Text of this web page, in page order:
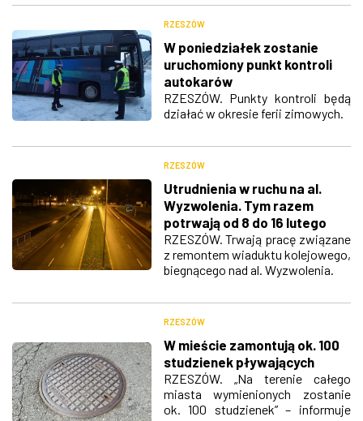
RZESZÓW
W poniedziałek zostanie
uruchomiony punkt kontroli
autokarów
RZESZÓW. Punkty kontroli będą
działać w okresie ferii zimowych.
RZESZÓW
Utrudnienia w ruchu na al.
Wyzwolenia. Tym razem
potrwają od 8 do 16 lutego
RZESZÓW. Trwają pracę związane
z remontem wiaduktu kolejowego,
biegnącego nad al. Wyzwolenia.
RZESZÓW
W mieście zamontują ok. 100
studzienek pływających
RZESZÓW. „Na terenie całego
miasta wymienionych zostanie
ok. 100 studzienek” – informuje